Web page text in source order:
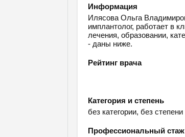
Информация
Илясова Ольга
имплантолог, работает в
лечения, образовании,
- даны ниже.
Рейтинг врача
Категория и степень
без категории, без степени
Профессиональный стаж